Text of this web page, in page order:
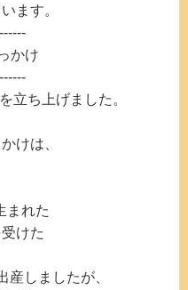
ます。
かけ
立ち上げました。
けは、
まれた
けた
産しましたが、